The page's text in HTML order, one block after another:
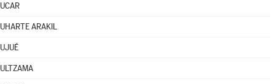
UCAR
UHARTE ARAKIL
UJUÉ
ULTZAMA